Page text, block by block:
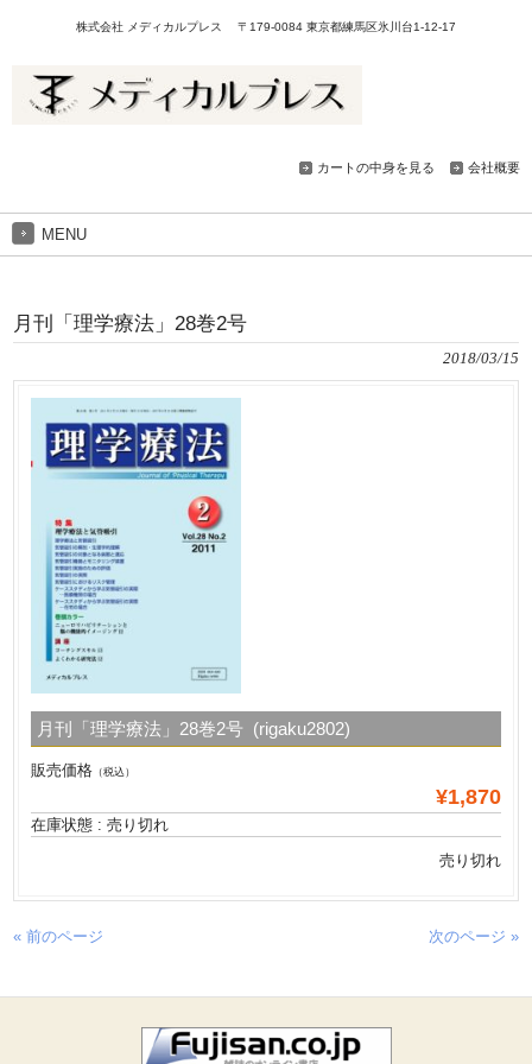
株式会社 メディカルプレス 〒179-0084 東京都練馬区氷川台1-12-17
カートの中身を見る 会社概要
MENU
月刊「理学療法」28巻2号
2018/03/15
月刊「理学療法」28巻2号 (rigaku2802)
販売価格 （税込）
¥1,870
在庫状態 : 売り切れ
売り切れ
« 前のページ 次のページ »